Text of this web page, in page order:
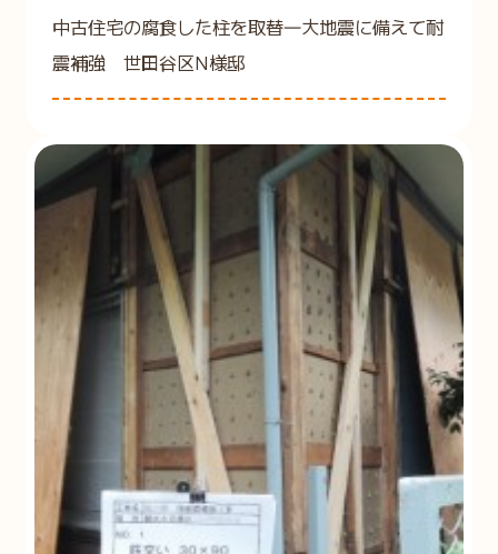
中古住宅の腐食した柱を取替―大地震に備えて耐
震補強 世田谷区N様邸